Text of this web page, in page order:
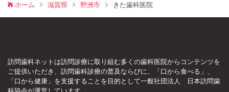
ホーム 滋賀県 野洲市 きた歯科医院
訪問歯科ネットは訪問診療に取り組む多くの歯科医院からコンテンツを
ご提供いただき、訪問歯科診療の普及ならびに、「口から食べる」、
「口から健康」を支援することを目的として一般社団法人 日本訪問歯